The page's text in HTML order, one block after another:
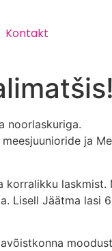
Kontakt
noorlaskuriga.
ja
korralikku laskmist.
Lisell Jäätma lasi